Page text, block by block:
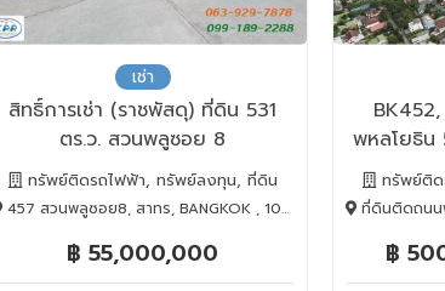
เช่า
สิทธิ์การเช่า (ราชพัสดุ) ที่ดิน 531
ตร.ว. สวนพลูซอย 8
ทรัพย์ติดรถไฟฟ้า, ทรัพย์ลงทุน, ที่ดิน
457 สวนพลูซอย8, สาทร, BANGKOK , 10120
฿ 55,000,000
พหลโยธิน
ทรัพย์ติ
ที่ดินติดถนนพหลโยธิ
฿